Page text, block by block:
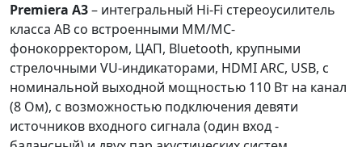
Premiera A3– интегральный Hi-Fi стереоусилитель
класса AB со встроенными ММ/МС-
фонокорректором, ЦАП, Bluetooth, крупными
стрелочными VU-индикаторами, HDMI ARC, USB, с
номинальной выходной мощностью 110 Вт на канал
(8 Ом), с возможностью подключения девяти
источников входного сигнала (один вход -